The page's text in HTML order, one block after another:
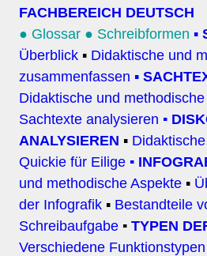
FACHBEREICH DEUTSCH
● Glossar ● Schreibformen ▪
Überblick ▪ Didaktische und
zusammenfassen ▪
Didaktische und
Sachtexte analysieren ▪
ANALYSIEREN ▪
Quickie für Eilige ▪
und methodische Aspekte ▪
der Infografik ▪ Bestandteile
Schreibaufgabe ▪ TYPEN
Verschiedene